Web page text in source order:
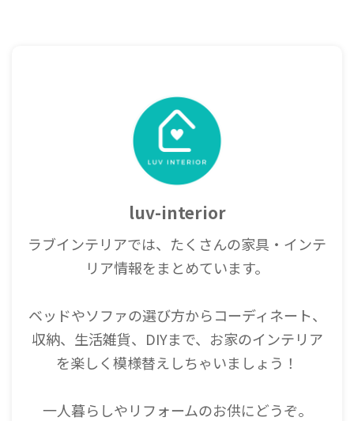
luv-interior
ラブインテリアでは、たくさんの家具・インテ
リア情報をまとめています。
ベッドやソファの選び方からコーディネート、
収納、生活雑貨、DIYまで、お家のインテリア
を楽しく模様替えしちゃいましょう！
一人暮らしやリフォームのお供にどうぞ。